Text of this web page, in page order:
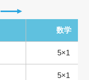
数学
5×1
5×1